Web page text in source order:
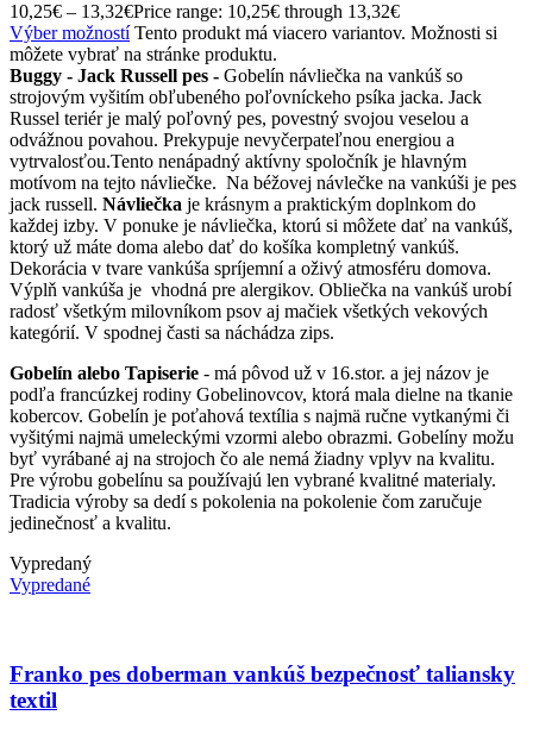
10,25€ – 13,32€Price range: 10,25€ through 13,32€
Výber možnostíTento produkt má viacero variantov. Možnosti si
môžete vybrať na stránke produktu.
Buggy - Jack Russell pes - Gobelín návliečka na vankúš so
strojovým vyšitím obľubeného poľovníckeho psíka jacka. Jack
Russel teriér je malý poľovný pes, povestný svojou veselou a
odvážnou povahou. Prekypuje nevyčerpateľnou energiou a
vytrvalosťou.Tento nenápadný aktívny spoločník je hlavným
motívom na tejto návliečke. Na béžovej návlečke na vankúši je pes
jack russell. Návliečka je krásnym a praktickým doplnkom do
každej izby. V ponuke je návliečka, ktorú si môžete dať na vankúš,
ktorý už máte doma alebo dať do košíka kompletný vankúš.
Dekorácia v tvare vankúša spríjemní a oživý atmosféru domova.
Výplň vankúša je vhodná pre alergikov. Obliečka na vankúš urobí
radosť všetkým milovníkom psov aj mačiek všetkých vekových
kategórií. V spodnej časti sa náchádza zips.
Gobelín alebo Tapiserie - má pôvod už v 16.stor. a jej názov je
podľa francúzkej rodiny Gobelinovcov, ktorá mala dielne na tkanie
kobercov. Gobelín je poťahová textília s najmä ručne vytkanými či
vyšitými najmä umeleckými vzormi alebo obrazmi. Gobelíny možu
byť vyrábané aj na strojoch čo ale nemá žiadny vplyv na kvalitu.
Pre výrobu gobelínu sa používajú len vybrané kvalitné materialy.
Tradicia výroby sa dedí s pokolenia na pokolenie čom zaručuje
jedinečnosť a kvalitu.
Vypredaný
Vypredané
Franko pes doberman vankúš bezpečnosť taliansky
textil